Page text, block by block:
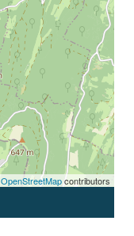
OpenStreetMapcontributors